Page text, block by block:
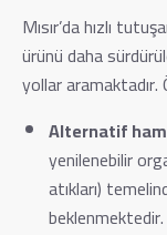
Mısır’da hızlı
ürünü daha
yollar aramaktadır.
Alternatif
yenilenebilir
atıkları)
beklenmektedir.